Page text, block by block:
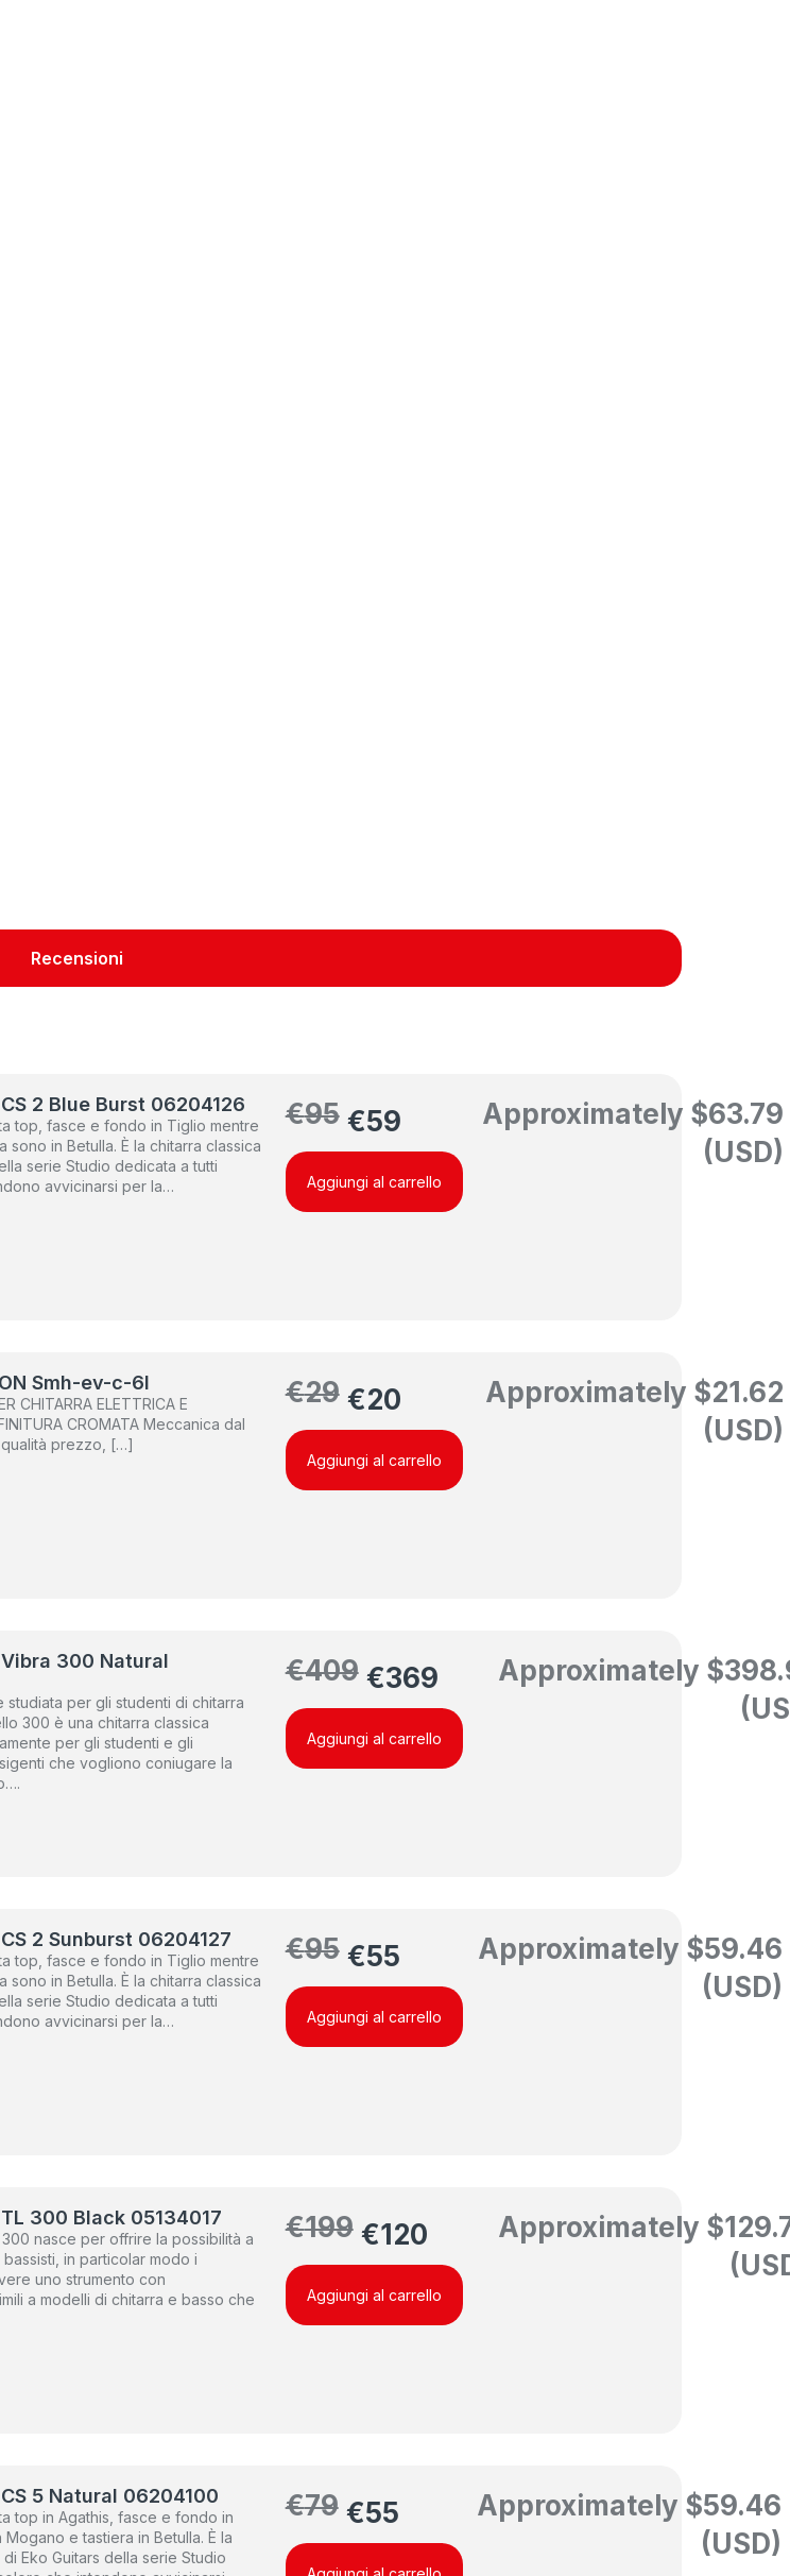
Recensioni
2 Blue Burst 06204126
top, fasce e fondo in Tiglio mentre
sono in Betulla. È la chitarra classica
serie Studio dedicata a tutti
avvicinarsi per la…
€95 €59 Approximately $63.79
(USD)
Aggiungi al carrello
Smh-ev-c-6l
CHITARRA ELETTRICA E
CROMATA Meccanica dal
prezzo, […]
€29 €20 Approximately $21.62
(USD)
Aggiungi al carrello
300 Natural
studiata per gli studenti di chitarra
300 è una chitarra classica
per gli studenti e gli
che vogliono coniugare la
€409 €369 Approximately $
Aggiungi al carrello
2 Sunburst 06204127
top, fasce e fondo in Tiglio mentre
sono in Betulla. È la chitarra classica
serie Studio dedicata a tutti
avvicinarsi per la…
€95 €55 Approximately $59.46
(USD)
Aggiungi al carrello
300 Black 05134017
nasce per offrire la possibilità a
in particolar modo i
uno strumento con
a modelli di chitarra e basso che
€199 €120 Approximately $
Aggiungi al carrello
5 Natural 06204100
top in Agathis, fasce e fondo in
e tastiera in Betulla. È la
Eko Guitars della serie Studio
€79 €55 Approximately $59.46
(USD)